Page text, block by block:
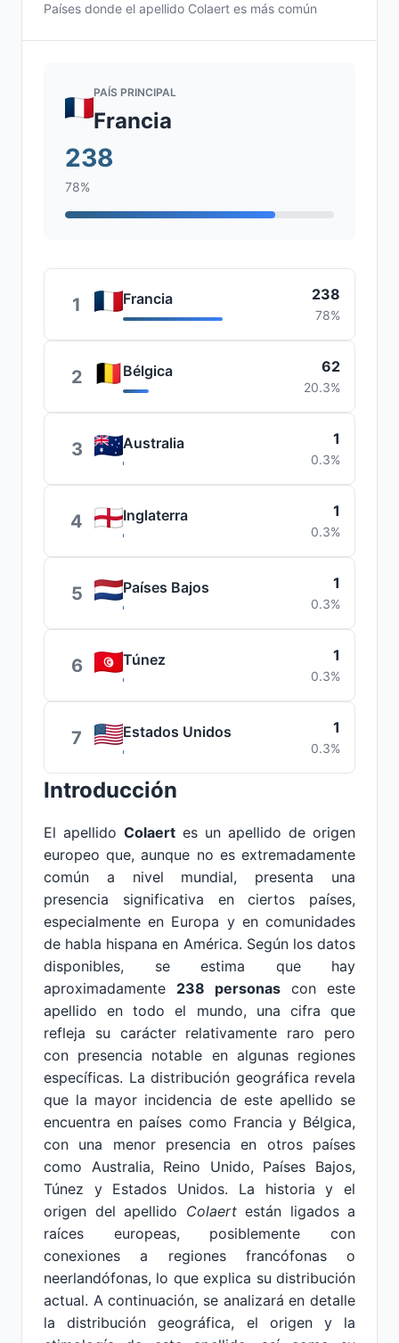
Países donde el apellido Colaert es más común
PAÍS PRINCIPAL
Francia
238
78%
1 Francia 238
78%
2 Bélgica 62
20.3%
3 Australia 1
0.3%
4 Inglaterra 1
0.3%
5 Países Bajos 1
0.3%
6 Túnez 1
0.3%
7 Estados Unidos 1
0.3%
Introducción
El apellido Colaert es un apellido de origen
europeo que, aunque no es extremadamente
común a nivel mundial, presenta una
presencia significativa en ciertos países,
especialmente en Europa y en comunidades
de habla hispana en América. Según los datos
disponibles, se estima que hay
aproximadamente 238 personas con este
apellido en todo el mundo, una cifra que
refleja su carácter relativamente raro pero
con presencia notable en algunas regiones
específicas. La distribución geográfica revela
que la mayor incidencia de este apellido se
encuentra en países como Francia y Bélgica,
con una menor presencia en otros países
como Australia, Reino Unido, Países Bajos,
Túnez y Estados Unidos. La historia y el
origen del apellido Colaertestán ligados a
raíces europeas, posiblemente con
conexiones a regiones francófonas o
neerlandófonas, lo que explica su distribución
actual. A continuación, se analizará en detalle
la distribución geográfica, el origen y la